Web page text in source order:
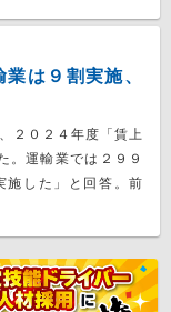
は９割実施、
２０２４年度「賃上
。運輸業では２９９
施した」と回答。前